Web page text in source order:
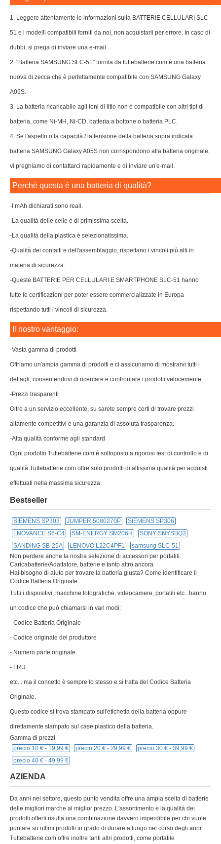
1. Leggere attentamente le informazioni sulla BATTERIE CELLULARI SLC-
51 e i modelli compatibili forniti da noi, non acquistarli per errore. In caso di
dubbi, si prega di inviare una e-mail.
2. "Batteria SAMSUNG SLC-51" fornita da tuttebatterie.com è una batteria
nuova di zecca che è perfettamente compatibile con SAMSUNG Galaxy
A05S.
3. La batteria ricaricabile agli ioni di litio non è compatibile con altri tipi di
batteria, come Ni-MH, Ni-CD, batteria a bottone o batteria PLC.
4. Se l'aspetto o la capacità / la tensione della batteria sopra indicata
batteria SAMSUNG Galaxy A05S non corrispondono alla batteria originale,
vi preghiamo di contattarci rapidamente e di inviare un'e-mail.
Perchè questa è una batteria di qualità?
-I mAh dichiarati sono reali.
-La qualità delle celle è di primissima scelta.
-La qualità della plastica è selezionatissima.
-Qualità dei contatti e dell'assemblaggio, rispettano i vincoli più alti in
materia di sicurezza.
-Queste BATTERIE PER CELLULARI E SMARTPHONE SLC-51 hanno
tutte le certificazioni per poter essere commercializzate in Europa
rispettando tutti i vincoli di sicurezza.
Il nostro vantaggio:
-Vasta gamma di prodotti
Offriamo un'ampia gamma di prodotti e ci assicuriamo di mostrarvi tutti i
dettagli, consentendovi di ricercare e confrontare i prodotti velocemente.
-Prezzi trasparenti
Oltre a un servizio eccellente, su sarete sempre certi di trovare prezzi
altamente competitivi e una garanzia di assoluta trasparenza.
-Alta qualità conforme agli standard
Ogni prodotto Tuttebatterie.com è sottoposto a rigorosi test di controllo e di
qualità.Tuttebatterie.com offre solo prodotti di altissima qualità per acquisti
effettuati nella massima sicurezza.
Bestseller
SIEMENS SP303 JUMPER 5080270P
SIEMENS SP306
LNOVANCE S6-C4
SM-ENERGY SM206H
SONY SNYSBQ3
SANDING SB-25A
LENOVO L22C4PF1
samsung SLC-51
Non perdere anche la nostra selezione di accessori per portatili:
Caricabatterie/Adattatore, batterie e tanto altro ancora.
Hai bisogno di aiuto per trovare la batteria giusta? Come identificare il
Codice Batteria Originale
Tutti i dispositivi, macchine fotografiche, videocamere, portatili etc...hanno
un codice che può chiamarsi in vari modi:
- Codice Batteria Originale
- Codice originale del produttore
- Numero parte originale
- FRU
etc... ma il concetto è sempre lo stesso e si tratta del Codice Batteria
Originale.
Questo codice si trova stampato sull'etichetta della batteria oppure
direttamente stampato sul case plastico della batteria.
Gamma di prezzi
precio 10 € - 19,99 € precio 20 € - 29,99 € precio 30 € - 39,99 €
precio 40 € - 49,99 €
AZIENDA
Da anni nel settore, questo punto vendita offre una ampia scelta di batterie
delle migliori marche al miglior prezzo. L'assortimento e la qualità dei
prodotti offerti risulta una combinazione davvero imperdibile per chi vuole
puntare su ottimi prodotti in grado di durare a lungo nel corso degli anni.
Tuttebatterie.com offre inoltre tanti altri prodotti, come portatile